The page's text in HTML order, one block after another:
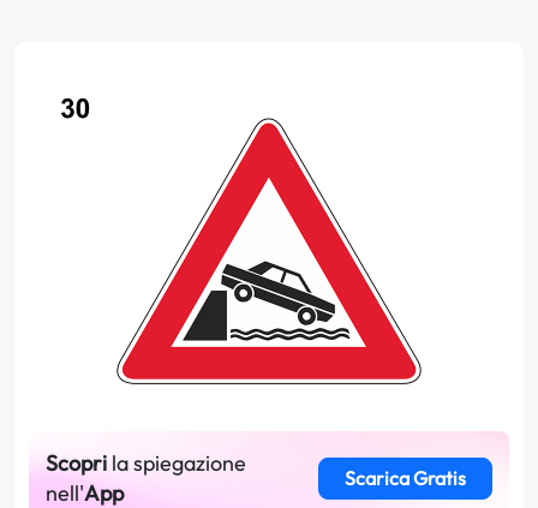
Scopri la spiegazione
nell'App
Scarica Gratis